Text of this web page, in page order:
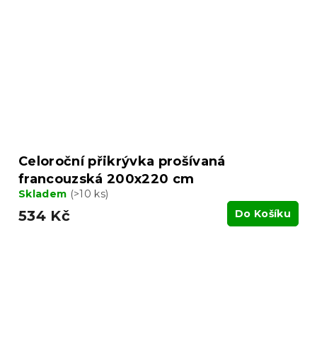
Celoroční přikrývka prošívaná
francouzská 200x220 cm
Skladem (>10 ks)
534 Kč Do Košíku